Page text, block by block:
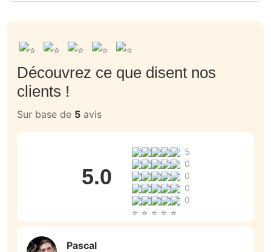
Découvrez ce que disent nos
clients !
Sur base de 5 avis
5.0
5
0
0
0
0
Pascal